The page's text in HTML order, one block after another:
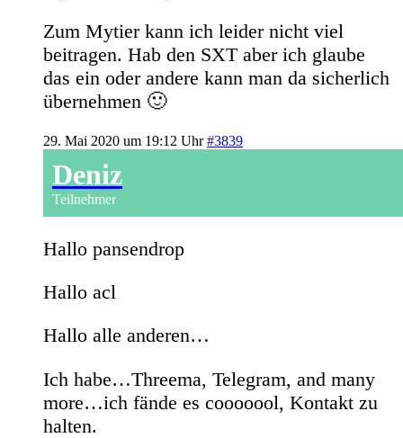
Zum Mytier kann ich leider nicht viel
beitragen. Hab den SXT aber ich glaube
das ein oder andere kann man da sicherlich
übernehmen 🙂
29. Mai 2020 um 19:12 Uhr #3839
Deniz
Teilnehmer
Hallo pansendrop
Hallo acl
Hallo alle anderen…
Ich habe…Threema, Telegram, and many
more…ich fände es cooooool, Kontakt zu
halten.